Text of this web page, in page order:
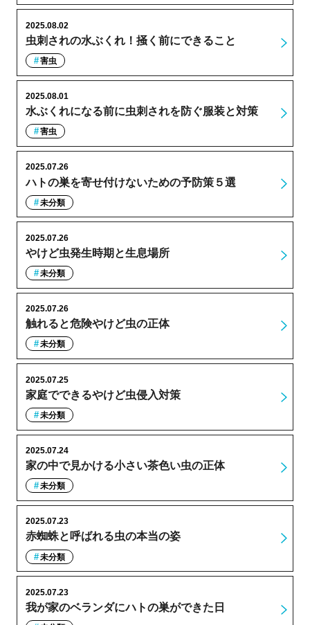
虫刺されの水ぶくれ！掻く前にできること
2025.08.02
害虫
水ぶくれになる前に虫刺されを防ぐ服装と対策
2025.08.01
害虫
ハトの巣を寄せ付けないための予防策５選
2025.07.26
未分類
やけど虫発生時期と生息場所
2025.07.26
未分類
触れると危険やけど虫の正体
2025.07.26
未分類
家庭でできるやけど虫侵入対策
2025.07.25
未分類
家の中で見かける小さい茶色い虫の正体
2025.07.24
未分類
赤蜘蛛と呼ばれる虫の本当の姿
2025.07.23
未分類
我が家のベランダにハトの巣ができた日
2025.07.23